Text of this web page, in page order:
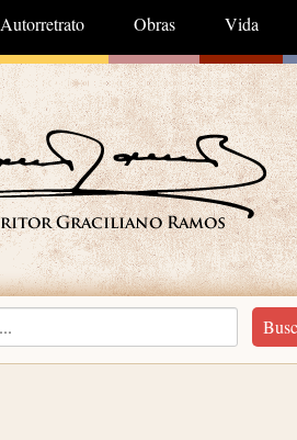
Autorretrato Obras Vida